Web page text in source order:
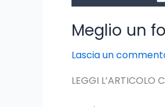
Meglio un
Lascia un
LEGGI L’ARTICOLO